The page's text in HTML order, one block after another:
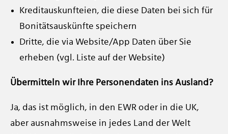
Kreditauskunfteien, die diese Daten bei sich für
Bonitätsauskünfte speichern
Dritte, die via Website/App Daten über Sie
erheben (vgl. Liste auf der Website)
Übermitteln wir Ihre Personendaten ins Ausland?
Ja, das ist möglich, in den EWR oder in die UK,
aber ausnahmsweise in jedes Land der Welt